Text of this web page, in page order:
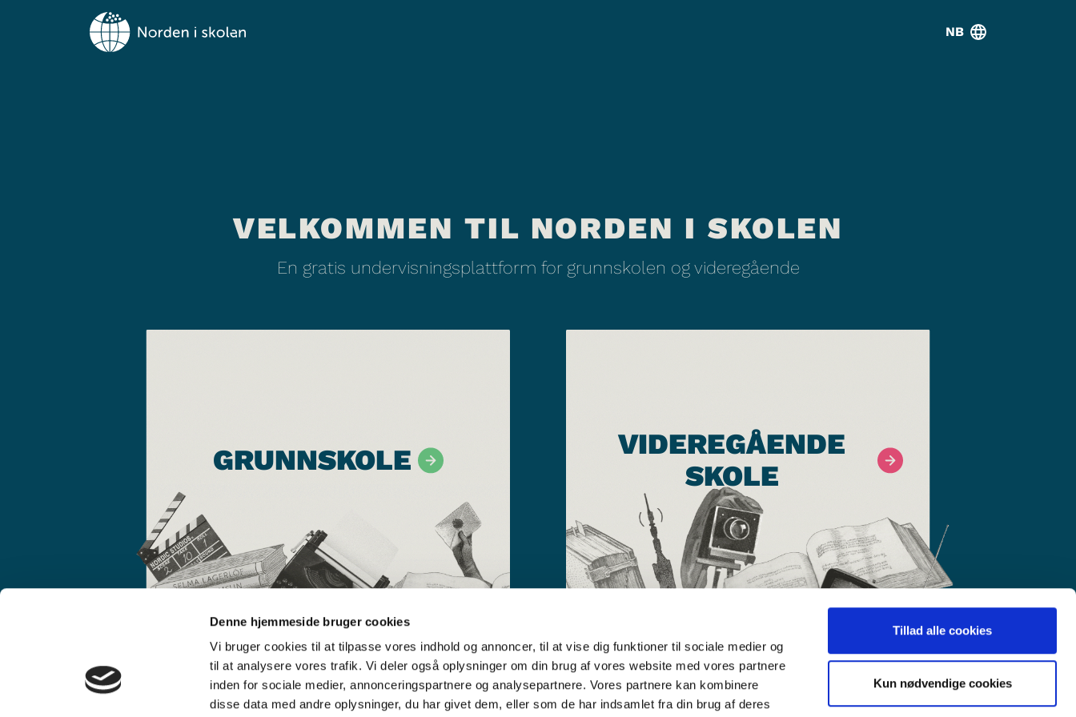
Denne hjemmeside bruger cookies
Vi bruger cookies til at tilpasse vores indhold og annoncer, til at vise dig funktioner til sociale medier og
til at analysere vores trafik. Vi deler også oplysninger om din brug af vores website med vores partnere
inden for sociale medier, annonceringspartnere og analysepartnere. Vores partnere kan kombinere
disse data med andre oplysninger, du har givet dem, eller som de har indsamlet fra din brug af deres
Tillad alle cookies
Kun nødvendige cookies
NB
VELKOMMEN TIL NORDEN I SKOLEN
En gratis undervisningsplattform for grunnskolen og videregående
GRUNNSKOLE
VIDEREGÅENDE
SKOLE